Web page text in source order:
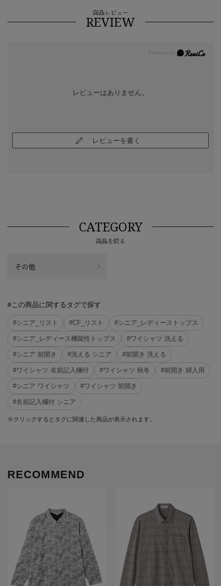
商品レビュー
REVIEW
レビューはありません。
レビューを書く
CATEGORY
商品を絞る
その他
#この商品に関するタグで探す
#シニア_リスト #CF_リスト #シニア_レディーストップス
#シニア_レディース機能性トップス #ワイシャツ 洗える
#シニア 前開き #洗える シニア #前開き 洗える
#ワイシャツ 名前記入欄付 #ワイシャツ 秋冬 #前開き 婦人用
#シニア ワイシャツ #ワイシャツ 前開き
#名前記入欄付 シニア
※クリックするとタグに関連した商品が表示されます。
RECOMMEND